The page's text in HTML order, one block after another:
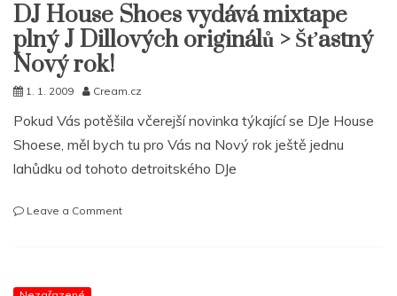
House
Shoese
za
DJ House Shoes vydává mixtape
plný J Dillových originálů > Šťastný
Nový rok!
1. 1. 2009 Cream.cz
Pokud Vás potěšila včerejší novinka týkající se DJe House
Shoese, měl bych tu pro Vás na Nový rok ještě jednu
lahůdku od tohoto detroitského DJe
Leave a Commenton